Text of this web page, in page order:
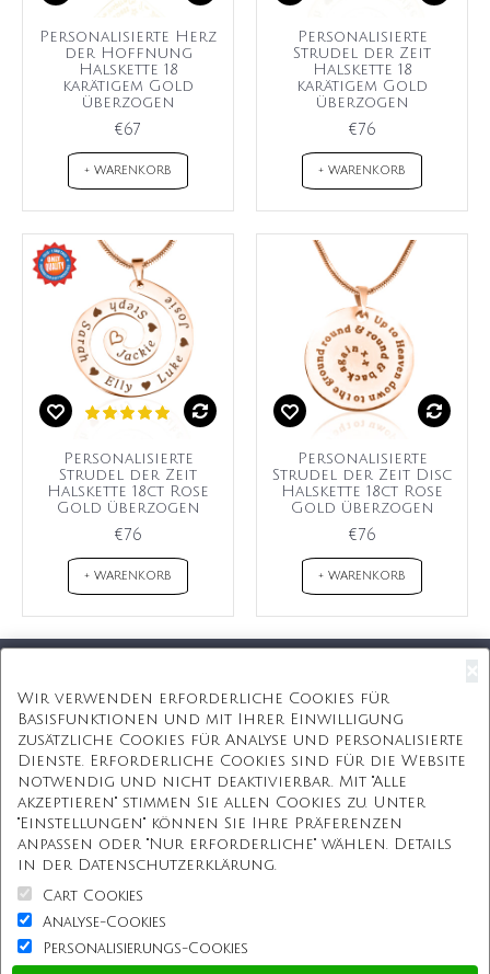
Personalisierte Herz
der Hoffnung
Halskette 18
karätigem Gold
überzogen
€67
+ WARENKORB
Personalisierte
Strudel der Zeit
Halskette 18
karätigem Gold
überzogen
€76
+ WARENKORB
Personalisierte
Strudel der Zeit
Halskette 18ct Rose
Gold überzogen
€76
+ WARENKORB
Personalisierte
Strudel der Zeit Disc
Halskette 18ct Rose
Gold überzogen
€76
+ WARENKORB
Kostenlose Geschenkbox
Kostenlose Gravur
Unbegrenzte Redesign
ÜBER UNS
Information
Kundenservice
Wir verwenden erforderliche Cookies für
Basisfunktionen und mit Ihrer Einwilligung
zusätzliche Cookies für Analyse und personalisierte
Dienste. Erforderliche Cookies sind für die Website
notwendig und nicht deaktivierbar. Mit "Alle
akzeptieren" stimmen Sie allen Cookies zu. Unter
"Einstellungen" können Sie Ihre Präferenzen
anpassen oder "Nur erforderliche" wählen. Details
in der Datenschutzerklärung.
Cart Cookies
Analyse-Cookies
Personalisierungs-Cookies